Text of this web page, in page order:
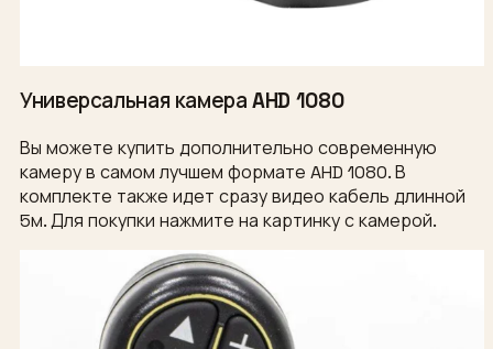
Универсальная камера AHD 1080
Вы можете купить дополнительно современную
камеру в самом лучшем формате AHD 1080. В
комплекте также идет сразу видео кабель длинной
5м. Для покупки нажмите на картинку с камерой.